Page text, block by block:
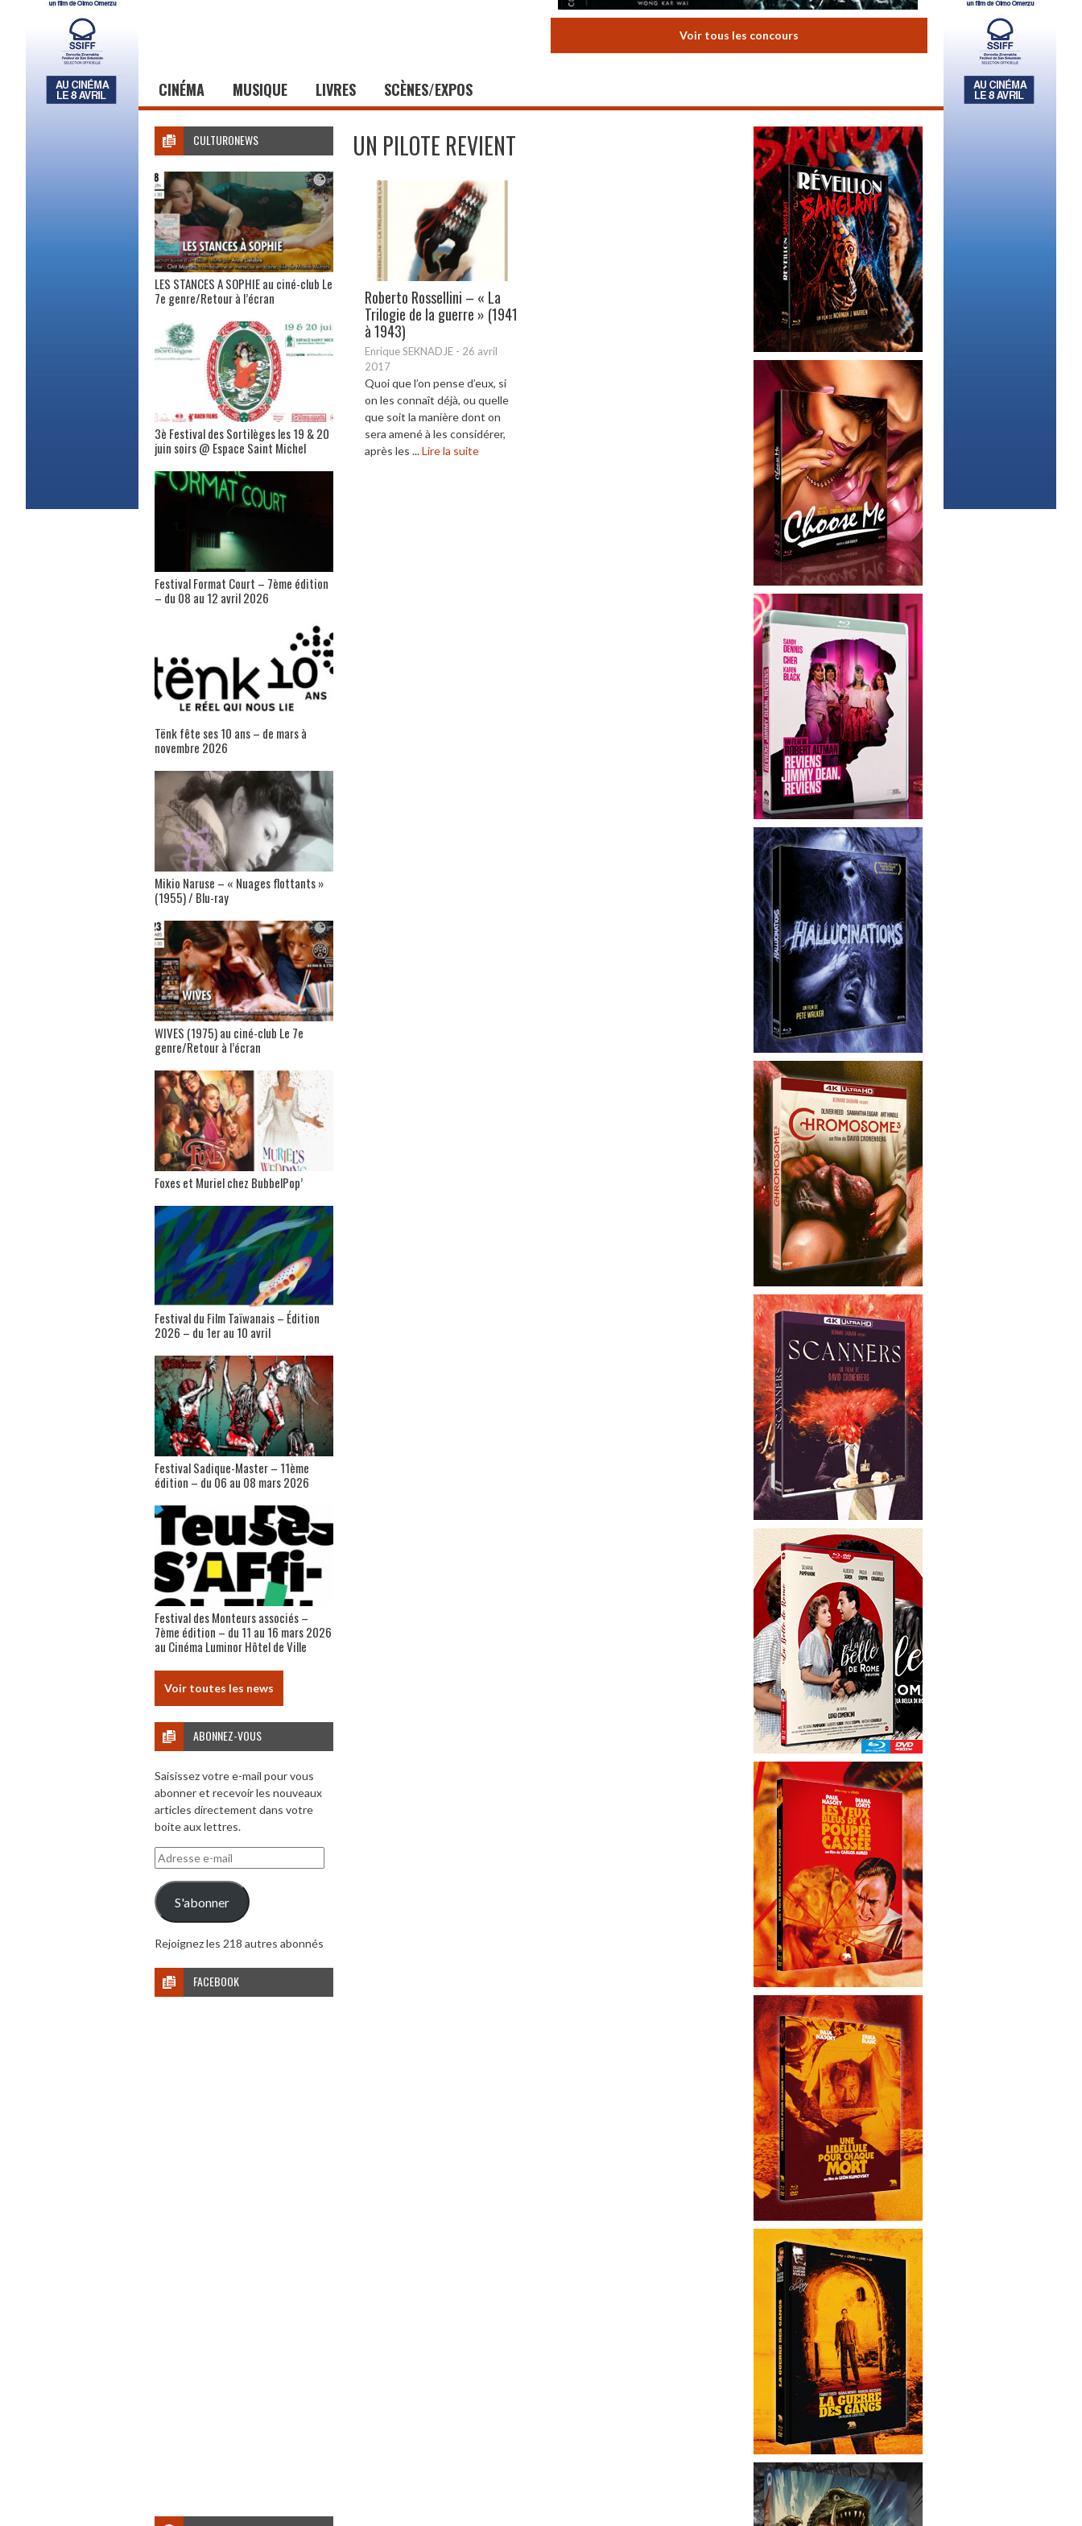
Voir tous les concours
CINÉMA MUSIQUE LIVRES SCÈNES/EXPOS
UN PILOTE REVIENT
Roberto Rossellini – « La
Trilogie de la guerre » (1941
à 1943)
Enrique SEKNADJE - 26 avril
2017
Quoi que l’on pense d’eux, si
on les connaît déjà, ou quelle
que soit la manière dont on
sera amené à les considérer,
après les ...Lire la suite
CULTURONEWS
LES STANCES A SOPHIE au ciné-club Le
7e genre/Retour à l’écran
3è Festival des Sortilèges les 19 & 20
juin soirs @ Espace Saint Michel
Festival Format Court – 7ème édition
– du 08 au 12 avril 2026
Tënk fête ses 10 ans – de mars à
novembre 2026
Mikio Naruse – « Nuages flottants »
(1955) / Blu-ray
WIVES (1975) au ciné-club Le 7e
genre/Retour à l’écran
Foxes et Muriel chez BubbelPop’
Festival du Film Taïwanais – Édition
2026 – du 1er au 10 avril
Festival Sadique-Master – 11ème
édition – du 06 au 08 mars 2026
Festival des Monteurs associés –
7ème édition – du 11 au 16 mars 2026
au Cinéma Luminor Hôtel de Ville
Voir toutes les news
ABONNEZ-VOUS
Saisissez votre e-mail pour vous
abonner et recevoir les nouveaux
articles directement dans votre
boite aux lettres.
Adresse
e-
mail
S'abonner
Rejoignez les 218 autres abonnés
FACEBOOK